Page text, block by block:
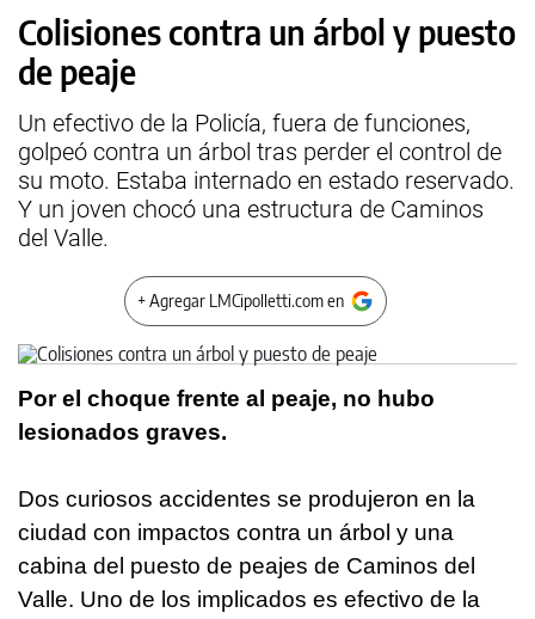
Colisiones contra un árbol y puesto
de peaje
Un efectivo de la Policía, fuera de funciones,
golpeó contra un árbol tras perder el control de
su moto. Estaba internado en estado reservado.
Y un joven chocó una estructura de Caminos
del Valle.
+ Agregar LMCipolletti.com en
Por el choque frente al peaje, no hubo
lesionados graves.
Dos curiosos accidentes se produjeron en la
ciudad con impactos contra un árbol y una
cabina del puesto de peajes de Caminos del
Valle. Uno de los implicados es efectivo de la